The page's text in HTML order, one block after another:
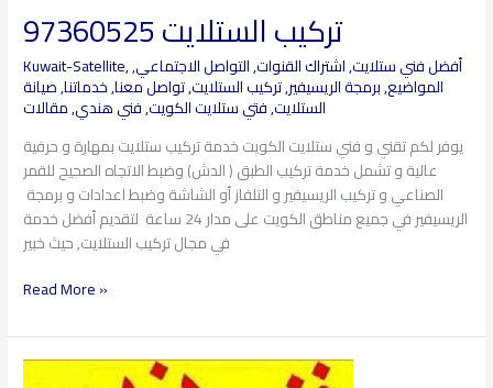
تركيب الستلايت 97360525
Kuwait-Satellite, أفضل فني ستلايت,اشتراك القنوات,التواصل الاجتماعي,
المواضيع,برمجة الريسيفير,تركيب الستلايت,تواصل معنا,خدماتنا,صيانة
الستلايت,فتي ستلايت الكويت,فني هندي,مقالات
يوفر لكم تقني و فني ستلايت الكويت خدمة تركيب ستلايت بمهارة و حرفية
عالية و تشمل خدمة تركيب الطبق ( الدش) وضبط الاتجاه الصحيح للقمر
الصناعي و تركيب الريسيفير و التلفاز أو الشاشة وضبط اعدادات و برمجة
الريسيفير في جميع مناطق الكويت على مدار 24 ساعة لتقديم أفضل خدمة
في مجال تركيب الستلايت, حيث خبير
Read More »
فني